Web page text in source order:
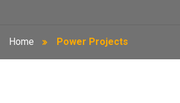
Home Power Projects